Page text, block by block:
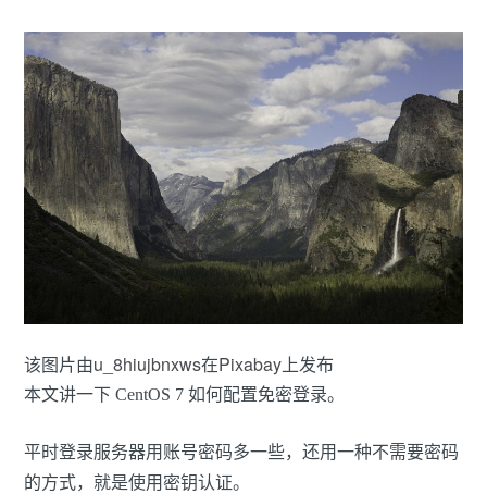
该图片由u_8hiujbnxws在Pixabay上发布
本文讲一下 CentOS 7 如何配置免密登录。
平时登录服务器用账号密码多一些，还用一种不需要密码
的方式，就是使用密钥认证。